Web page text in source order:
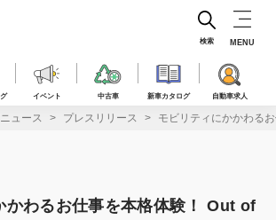
イベント 中古車 新車カタログ 自動車求人
検索 MENU
ュース プレスリリース モビリティにかかわる
かわるお仕事を本格体験！ Out of